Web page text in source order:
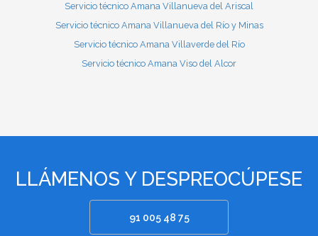
Servicio técnico Amana Villanueva del Ariscal
Servicio técnico Amana Villanueva del Río y Minas
Servicio técnico Amana Villaverde del Río
Servicio técnico Amana Viso del Alcor
LLÁMENOS Y DESPREOCÚPESE
91 005 48 75